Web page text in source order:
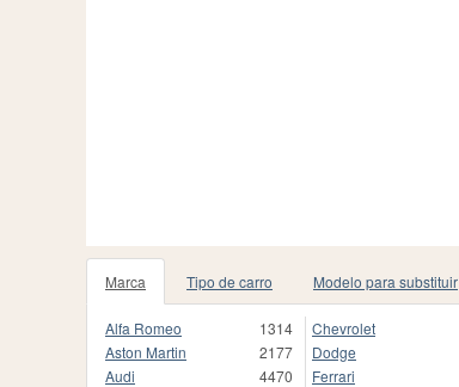
Marca Tipo de carro Modelo para substituir
Alfa Romeo
1314
Aston Martin
2177
Audi
4470
Chevrolet
Dodge
Ferrari